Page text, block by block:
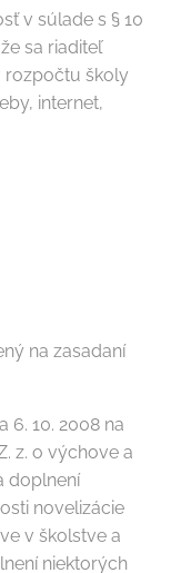
v súlade s § 10
sa riaditeľ
rozpočtu školy
internet,
na zasadaní
6. 10. 2008 na
z. o výchove a
doplnení
novelizácie
v školstve a
niektorých